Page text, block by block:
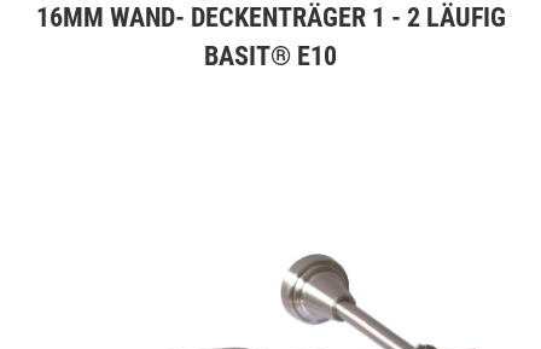
16MM WAND- DECKENTRÄGER 1 - 2 LÄUFIG
BASIT® E10